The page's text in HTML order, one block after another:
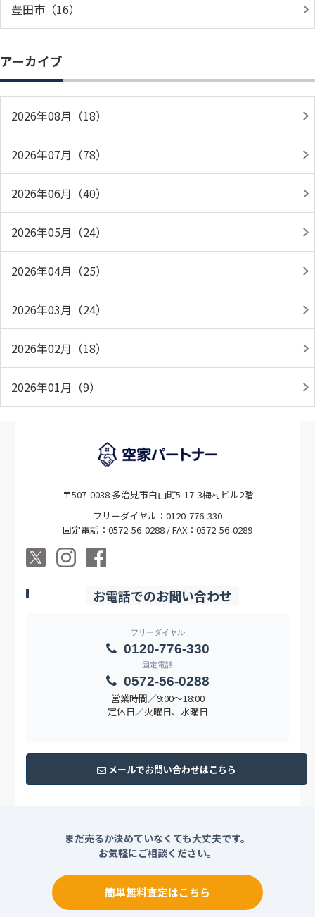
豊田市（16）
アーカイブ
2026年08月（18）
2026年07月（78）
2026年06月（40）
2026年05月（24）
2026年04月（25）
2026年03月（24）
2026年02月（18）
2026年01月（9）
〒507-0038 多治見市白山町5-17-3梅村ビル2階
フリーダイヤル：0120-776-330
固定電話：0572-56-0288 / FAX：0572-56-0289
お電話でのお問い合わせ
営業時間／9:00〜18:00
定休日／火曜日、水曜日
フリーダイヤル
0120-776-330
固定電話
0572-56-0288
メールでお問い合わせはこちら
まだ売るか決めていなくても大丈夫です。
お気軽にご相談ください。
簡単無料査定はこちら